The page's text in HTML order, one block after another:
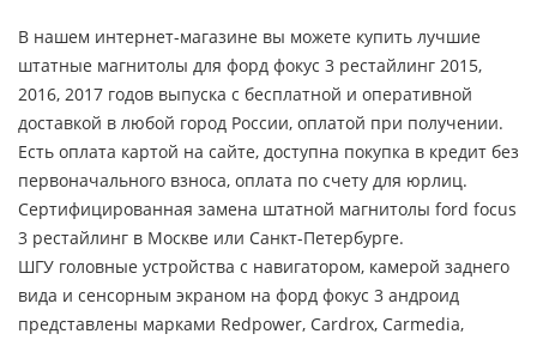
В нашем интернет-магазине вы можете купить лучшие
штатные магнитолы для форд фокус 3 рестайлинг 2015,
2016, 2017 годов выпуска с бесплатной и оперативной
доставкой в любой город России, оплатой при получении.
Есть оплата картой на сайте, доступна покупка в кредит без
первоначального взноса, оплата по счету для юрлиц.
Сертифицированная замена штатной магнитолы ford focus
3 рестайлинг в Москве или Санкт-Петербурге.
ШГУ головные устройства с навигатором, камерой заднего
вида и сенсорным экраном на форд фокус 3 андроид
представлены марками Redpower, Cardrox, Carmedia,